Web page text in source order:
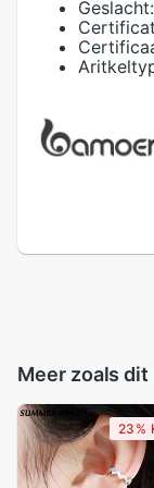
Geslacht:
Meer zoals dit
23%